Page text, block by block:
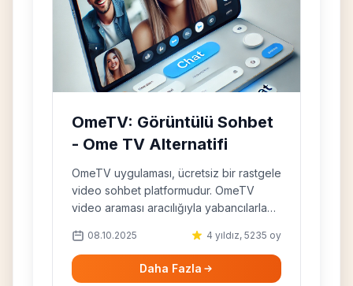
OmeTV: Görüntülü Sohbet
- Ome TV Alternatifi
OmeTV uygulaması, ücretsiz bir rastgele
video sohbet platformudur. OmeTV
video araması aracılığıyla yabancılarla
alternatifleri deneyin!
08.10.2025 4 yıldız, 5235 oy
Daha Fazla